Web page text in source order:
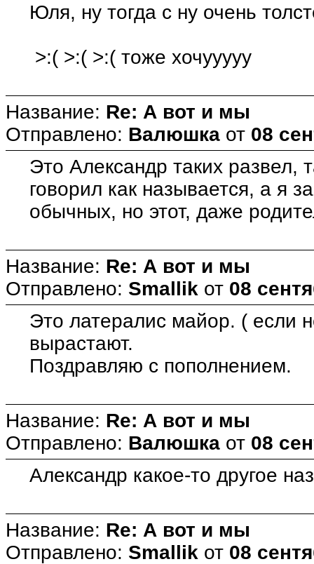
Юля, ну тогда с ну очень
>:( >:( >:( тоже хочууууу
Название: Re: А вот и мы
Отправлено: Валюшка от 08
Это Александр таких развел,
говорил как называется, а я
обычных, но этот, даже
Название: Re: А вот и мы
Отправлено: Smallik от 08
Это латералис майор. ( если
вырастают.
Поздравляю с пополнением.
Название: Re: А вот и мы
Отправлено: Валюшка от 08
Александр какое-то другое
Название: Re: А вот и мы
Отправлено: Smallik от 08